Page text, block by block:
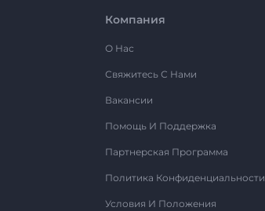
Компания
О Нас
Свяжитесь С Нами
Вакансии
Помощь И Поддержка
Партнерская Программа
Политика Конфиденциальности
Условия И Положения